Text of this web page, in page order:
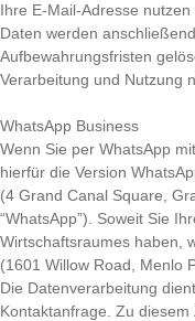
Ihre E-Mail-Adresse
Daten werden
Aufbewahrungsfristen
Verarbeitung und Nutzung
WhatsApp Business
Wenn Sie per WhatsApp
hierfür die Version
(4 Grand Canal Square,
“WhatsApp”). Soweit Sie
Wirtschaftsraumes haben,
(1601 Willow Road, Menlo
Die Datenverarbeitung
Kontaktanfrage. Zu